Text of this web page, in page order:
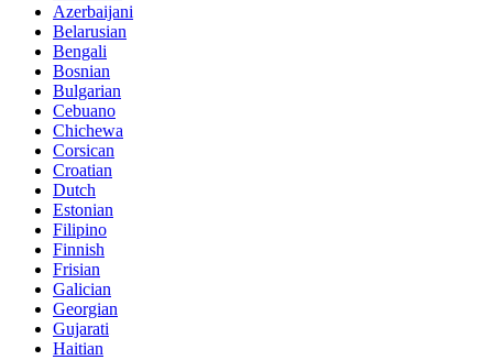
Azerbaijani
Belarusian
Bengali
Bosnian
Bulgarian
Cebuano
Chichewa
Corsican
Croatian
Dutch
Estonian
Filipino
Finnish
Frisian
Galician
Georgian
Gujarati
Haitian